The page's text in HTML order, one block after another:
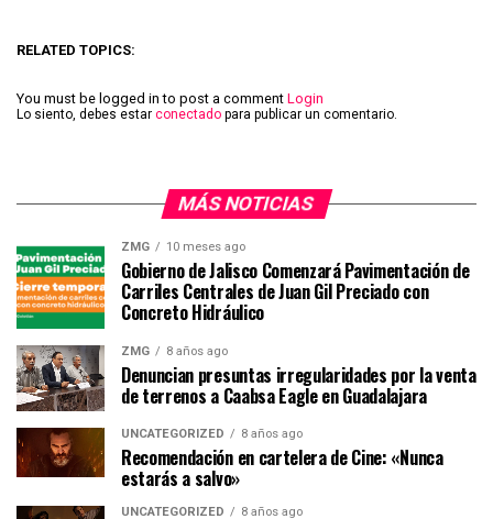
RELATED TOPICS:
You must be logged in to post a comment Login
Lo siento, debes estar conectado para publicar un comentario.
MÁS NOTICIAS
ZMG 10 meses ago
Gobierno de Jalisco Comenzará Pavimentación de
Carriles Centrales de Juan Gil Preciado con
Concreto Hidráulico
ZMG 8 años ago
Denuncian presuntas irregularidades por la venta
de terrenos a Caabsa Eagle en Guadalajara
UNCATEGORIZED 8 años ago
Recomendación en cartelera de Cine: «Nunca
estarás a salvo»
UNCATEGORIZED 8 años ago